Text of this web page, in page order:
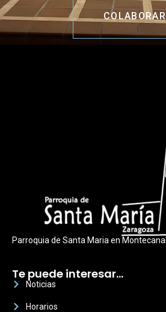
COLABORAR
Parroquia de Santa Maria en Montecanal.
Te puede interesar…
Noticias
Horarios